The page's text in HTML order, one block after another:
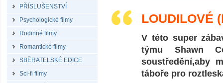
PŘÍSLUŠENSTVÍ
Psychologické filmy
Rodinné filmy
Romantické filmy
SBĚRATELSKÉ EDICE
Sci-fi filmy
LOUDILOVÉ
V této super
týmu Shawn
soustředění,aby
táboře pro